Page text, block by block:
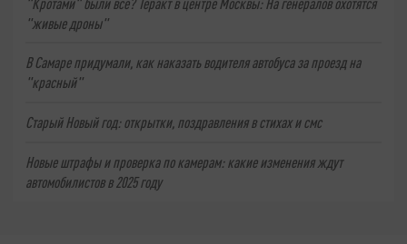
"живые дроны"
В Самаре придумали, как наказать водителя автобуса за проезд на
"красный"
Старый Новый год: открытки, поздравления в стихах и смс
Новые штрафы и проверка по камерам: какие изменения ждут
автомобилистов в 2025 году